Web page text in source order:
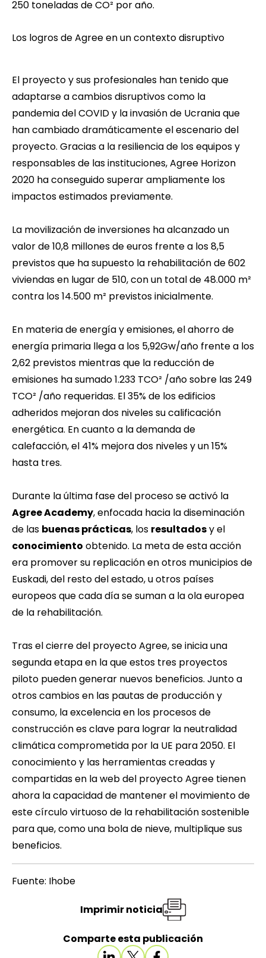
250 toneladas de CO² por año.
Los logros de Agree en un contexto disruptivo
El proyecto y sus profesionales han tenido que
adaptarse a cambios disruptivos como la
pandemia del COVID y la invasión de Ucrania que
han cambiado dramáticamente el escenario del
proyecto. Gracias a la resiliencia de los equipos y
responsables de las instituciones, Agree Horizon
2020 ha conseguido superar ampliamente los
impactos estimados previamente.
La movilización de inversiones ha alcanzado un
valor de 10,8 millones de euros frente a los 8,5
previstos que ha supuesto la rehabilitación de 602
viviendas en lugar de 510, con un total de 48.000 m²
contra los 14.500 m² previstos inicialmente.
En materia de energía y emisiones, el ahorro de
energía primaria llega a los 5,92Gw/año frente a los
2,62 previstos mientras que la reducción de
emisiones ha sumado 1.233 TCO² /año sobre las 249
TCO² /año requeridas. El 35% de los edificios
adheridos mejoran dos niveles su calificación
energética. En cuanto a la demanda de
calefacción, el 41% mejora dos niveles y un 15%
hasta tres.
Durante la última fase del proceso se activó la
Agree Academy, enfocada hacia la diseminación
de las buenas prácticas, los resultadosy el
conocimiento obtenido. La meta de esta acción
era promover su replicación en otros municipios de
Euskadi, del resto del estado, u otros países
europeos que cada día se suman a la ola europea
de la rehabilitación.
Tras el cierre del proyecto Agree, se inicia una
segunda etapa en la que estos tres proyectos
piloto pueden generar nuevos beneficios. Junto a
otros cambios en las pautas de producción y
consumo, la excelencia en los procesos de
construcción es clave para lograr la neutralidad
climática comprometida por la UE para 2050. El
conocimiento y las herramientas creadas y
compartidas en laweb del proyecto Agree tienen
ahora la capacidad de mantener el movimiento de
este círculo virtuoso de la rehabilitación sostenible
para que, como una bola de nieve, multiplique sus
beneficios.
Fuente: Ihobe
Comparte esta publicación
Imprimir noticia